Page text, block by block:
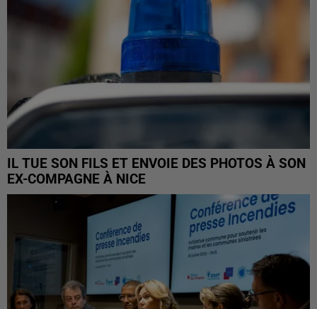
IL TUE SON FILS ET ENVOIE DES PHOTOS À SON
EX-COMPAGNE À NICE